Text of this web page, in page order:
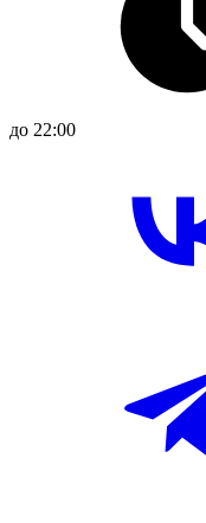
до 22:00